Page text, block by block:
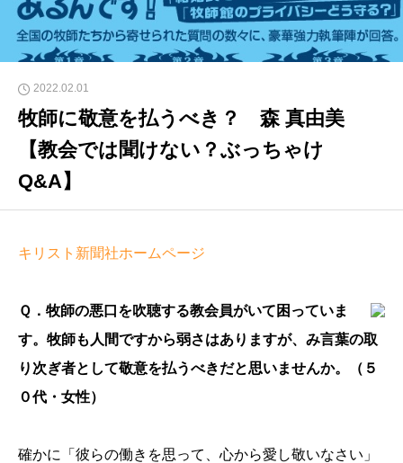
2022.02.01
牧師に敬意を払うべき？ 森 真由美
【教会では聞けない？ぶっちゃけ
Q&A】
キリスト新聞社ホームページ
Ｑ．牧師の悪口を吹聴する教会員がいて困っていま
す。牧師も人間ですから弱さはありますが、み言葉の取
り次ぎ者として敬意を払うべきだと思いませんか。（５
０代・女性）
確かに「彼らの働きを思って、心から愛し敬いなさい」